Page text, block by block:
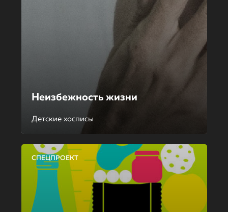
Неизбежность жизни
Детские хосписы
СПЕЦПРОЕКТ